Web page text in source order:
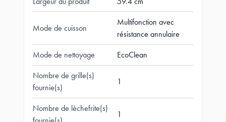
Mode de cuisson
Multifonction avec
résistance annulaire
Mode de nettoyage EcoClean
Nombre de grille(s)
fournie(s)
1
Nombre de lèchefrite(s)
fournie(s)
1